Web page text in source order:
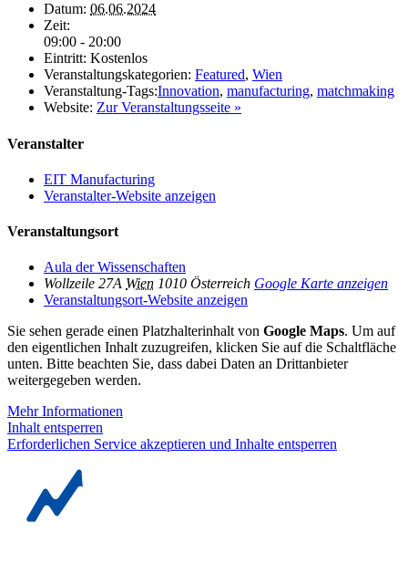
Datum: 06.06.2024
Zeit:
09:00 - 20:00
Eintritt: Kostenlos
Veranstaltungskategorien: Featured, Wien
Veranstaltung-Tags:Innovation, manufacturing, matchmaking
Website: Zur Veranstaltungsseite »
Veranstalter
EIT Manufacturing
Veranstalter-Website anzeigen
Veranstaltungsort
Aula der Wissenschaften
Wollzeile 27A Wien 1010 Österreich Google Karte anzeigen
Veranstaltungsort-Website anzeigen
Sie sehen gerade einen Platzhalterinhalt von Google Maps. Um auf
den eigentlichen Inhalt zuzugreifen, klicken Sie auf die Schaltfläche
unten. Bitte beachten Sie, dass dabei Daten an Drittanbieter
weitergegeben werden.
Mehr Informationen
Inhalt entsperren
Erforderlichen Service akzeptieren und Inhalte entsperren